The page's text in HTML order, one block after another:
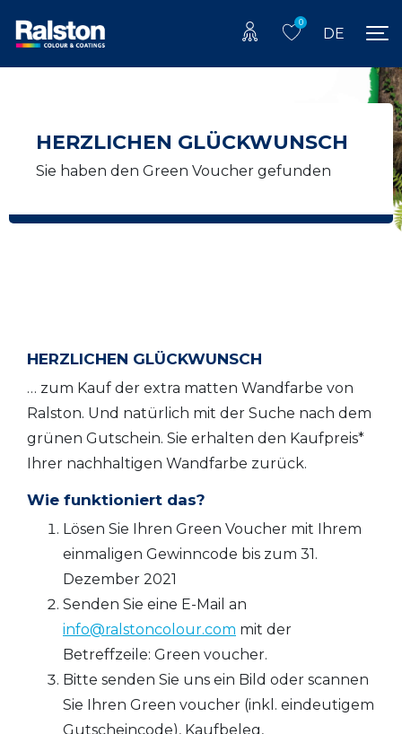
0
DE
HERZLICHEN GLÜCKWUNSCH
Sie haben den Green Voucher gefunden
HERZLICHEN GLÜCKWUNSCH
… zum Kauf der extra matten Wandfarbe von
Ralston. Und natürlich mit der Suche nach dem
grünen Gutschein. Sie erhalten den Kaufpreis*
Ihrer nachhaltigen Wandfarbe zurück.
Wie funktioniert das?
Lösen Sie Ihren Green Voucher mit Ihrem
einmaligen Gewinncode bis zum 31.
Dezember 2021
Senden Sie eine E-Mail an
info@ralstoncolour.com mit der
Betreffzeile: Green voucher.
Bitte senden Sie uns ein Bild oder scannen
Sie Ihren Green voucher (inkl. eindeutigem
Gutscheincode), Kaufbeleg,